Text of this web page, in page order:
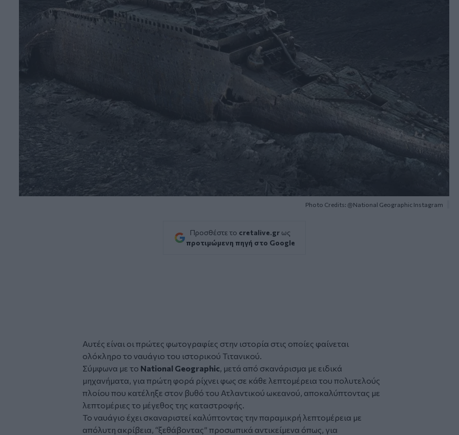
Photo Credits: @National Geographic Instagram
Προσθέστε το cretalive.gr ως
προτιμώμενη πηγή στο Google
Αυτές είναι οι πρώτες φωτογραφίες στην ιστορία στις οποίες φαίνεται
ολόκληρο το ναυάγιο του ιστορικού Τιτανικού.
Σύμφωνα με το National Geographic, μετά από σκανάρισμα με ειδικά
μηχανήματα, για πρώτη φορά ρίχνει φως σε κάθε λεπτομέρεια του πολυτελούς
πλοίου που κατέληξε στον βυθό του Ατλαντικού ωκεανού, αποκαλύπτοντας με
λεπτομέριες το μέγεθος της καταστροφής.
Το ναυάγιο έχει σκαναριστεί καλύπτοντας την παραμικρή λεπτομέρεια με
απόλυτη ακρίβεια, “ξεθάβοντας” προσωπικά αντικείμενα όπως, για